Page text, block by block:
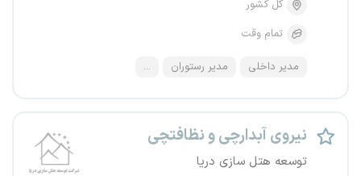
کل کشور
تمام وقت
مدیر داخلی مدیر رستوران ...
نیروی آبدارچی و نظافتچی
توسعه هتل سازی دریا